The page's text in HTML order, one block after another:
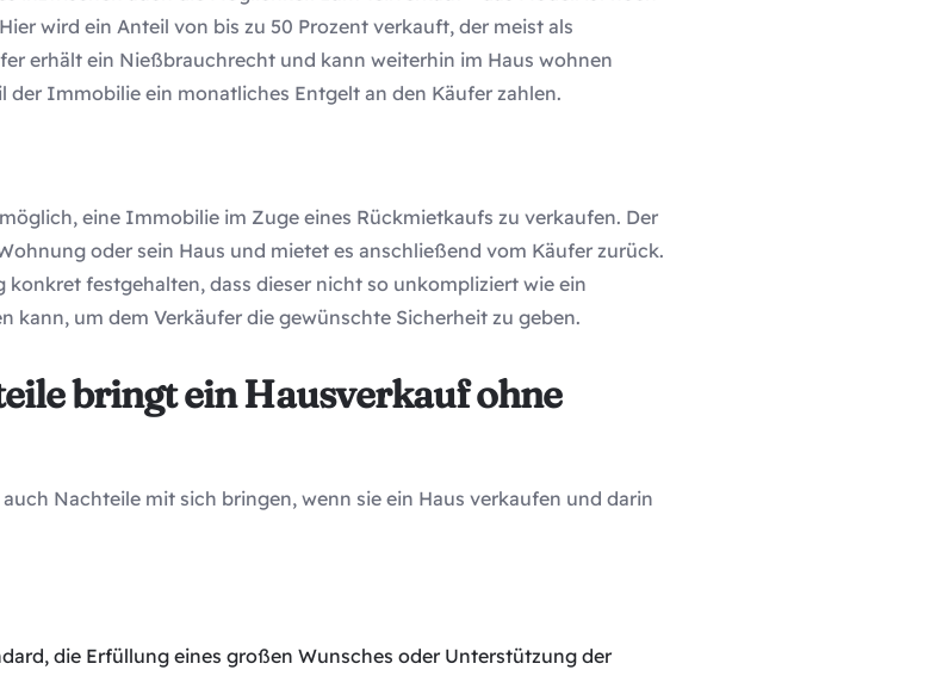
wird ein Anteil von bis zu 50 Prozent verkauft, der meist als
erhält ein Nießbrauchrecht und kann weiterhin im Haus wohnen
der Immobilie ein monatliches Entgelt an den Käufer zahlen.
eine Immobilie im Zuge eines Rückmietkaufs zu verkaufen. Der
oder sein Haus und mietet es anschließend vom Käufer zurück.
festgehalten, dass dieser nicht so unkompliziert wie ein
kann, um dem Verkäufer die gewünschte Sicherheit zu geben.
bringt ein Hausverkauf ohne
Nachteile mit sich bringen, wenn sie ein Haus verkaufen und darin
die Erfüllung eines großen Wunsches oder Unterstützung der